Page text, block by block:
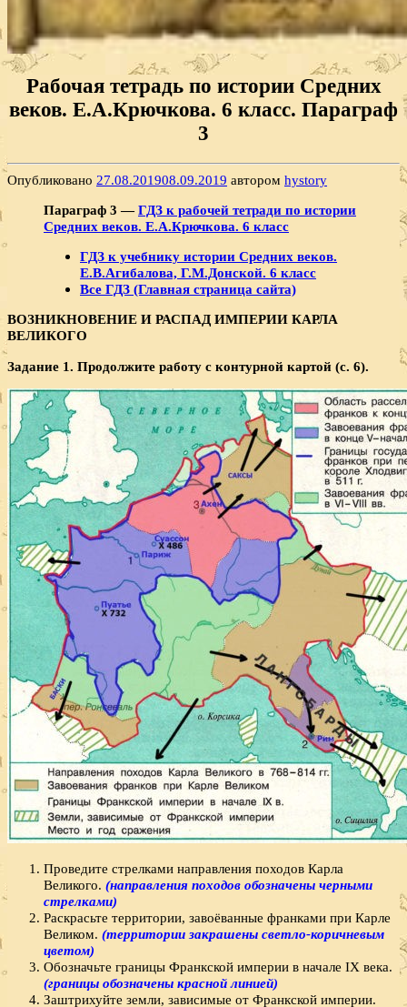
Рабочая тетрадь по истории Средних
веков. Е.А.Крючкова. 6 класс. Параграф
3
Опубликовано 27.08.201908.09.2019 автором hystory
Параграф 3 —ГДЗ к рабочей тетради по истории
Средних веков. Е.А.Крючкова. 6 класс
ГДЗ к учебнику истории Средних веков.
Е.В.Агибалова, Г.М.Донской. 6 класс
Все ГДЗ (Главная страница сайта)
ВОЗНИКНОВЕНИЕ И РАСПАД ИМПЕРИИ КАРЛА
ВЕЛИКОГО
Задание 1. Продолжите работу с контурной картой (с. 6).
Проведите стрелками направления походов Карла
Великого. (направления походов обозначены черными
стрелками)
Раскрасьте территории, завоёванные франками при Карле
Великом. (территории закрашены светло-коричневым
цветом)
Обозначьте границы Франкской империи в начале IX века.
(границы обозначены красной линией)
Заштрихуйте земли, зависимые от Франкской империи.